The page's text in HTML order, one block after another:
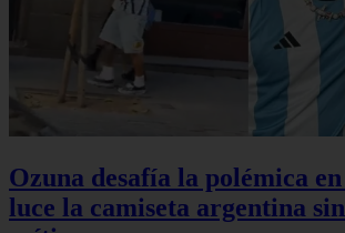
Ozuna desafía la polémica
luce la camiseta argentina